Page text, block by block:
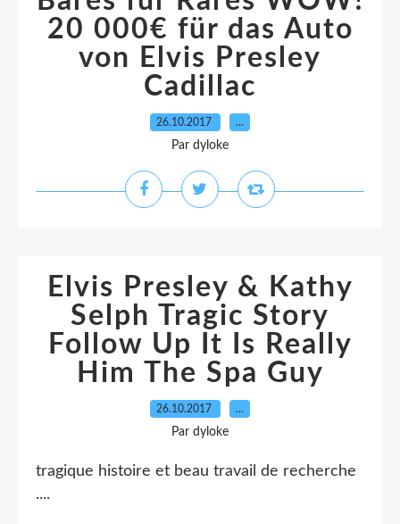
20 000€ für das Auto
von Elvis Presley
Cadillac
26.10.2017 …
Par dyloke
Elvis Presley & Kathy
Selph Tragic Story
Follow Up It Is Really
Him The Spa Guy
26.10.2017 …
Par dyloke
tragique histoire et beau travail de recherche
....